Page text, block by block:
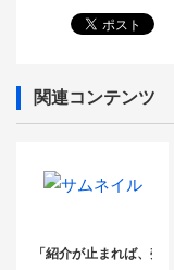
関連コンテンツ
「紹介が止まれば、